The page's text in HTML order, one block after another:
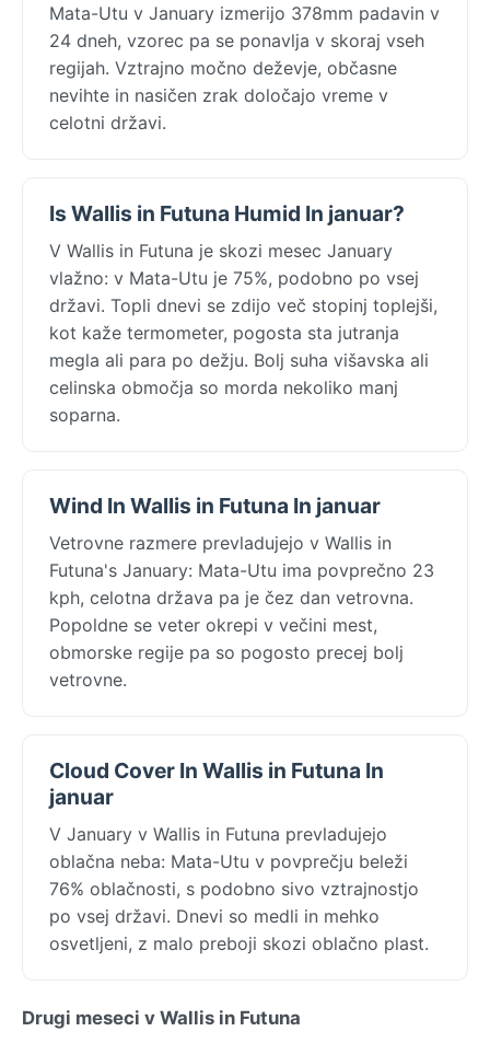
Mata-Utu v January izmerijo 378mm padavin v
24 dneh, vzorec pa se ponavlja v skoraj vseh
regijah. Vztrajno močno deževje, občasne
nevihte in nasičen zrak določajo vreme v
celotni državi.
Is Wallis in Futuna Humid In januar?
V Wallis in Futuna je skozi mesec January
vlažno: v Mata-Utu je 75%, podobno po vsej
državi. Topli dnevi se zdijo več stopinj toplejši,
kot kaže termometer, pogosta sta jutranja
megla ali para po dežju. Bolj suha višavska ali
celinska območja so morda nekoliko manj
soparna.
Wind In Wallis in Futuna In januar
Vetrovne razmere prevladujejo v Wallis in
Futuna's January: Mata-Utu ima povprečno 23
kph, celotna država pa je čez dan vetrovna.
Popoldne se veter okrepi v večini mest,
obmorske regije pa so pogosto precej bolj
vetrovne.
Cloud Cover In Wallis in Futuna In
januar
V January v Wallis in Futuna prevladujejo
oblačna neba: Mata-Utu v povprečju beleži
76% oblačnosti, s podobno sivo vztrajnostjo
po vsej državi. Dnevi so medli in mehko
osvetljeni, z malo preboji skozi oblačno plast.
Drugi meseci v Wallis in Futuna